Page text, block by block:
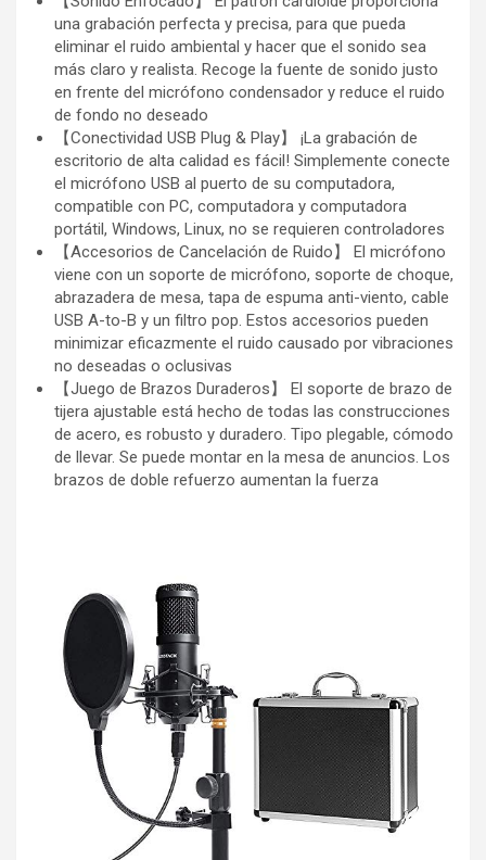
una grabación perfecta y precisa, para que pueda
eliminar el ruido ambiental y hacer que el sonido sea
más claro y realista. Recoge la fuente de sonido justo
en frente del micrófono condensador y reduce el ruido
de fondo no deseado
【Conectividad USB Plug & Play】 ¡La grabación de
escritorio de alta calidad es fácil! Simplemente conecte
el micrófono USB al puerto de su computadora,
compatible con PC, computadora y computadora
portátil, Windows, Linux, no se requieren controladores
【Accesorios de Cancelación de Ruido】 El micrófono
viene con un soporte de micrófono, soporte de choque,
abrazadera de mesa, tapa de espuma anti-viento, cable
USB A-to-B y un filtro pop. Estos accesorios pueden
minimizar eficazmente el ruido causado por vibraciones
no deseadas o oclusivas
【Juego de Brazos Duraderos】 El soporte de brazo de
tijera ajustable está hecho de todas las construcciones
de acero, es robusto y duradero. Tipo plegable, cómodo
de llevar. Se puede montar en la mesa de anuncios. Los
brazos de doble refuerzo aumentan la fuerza